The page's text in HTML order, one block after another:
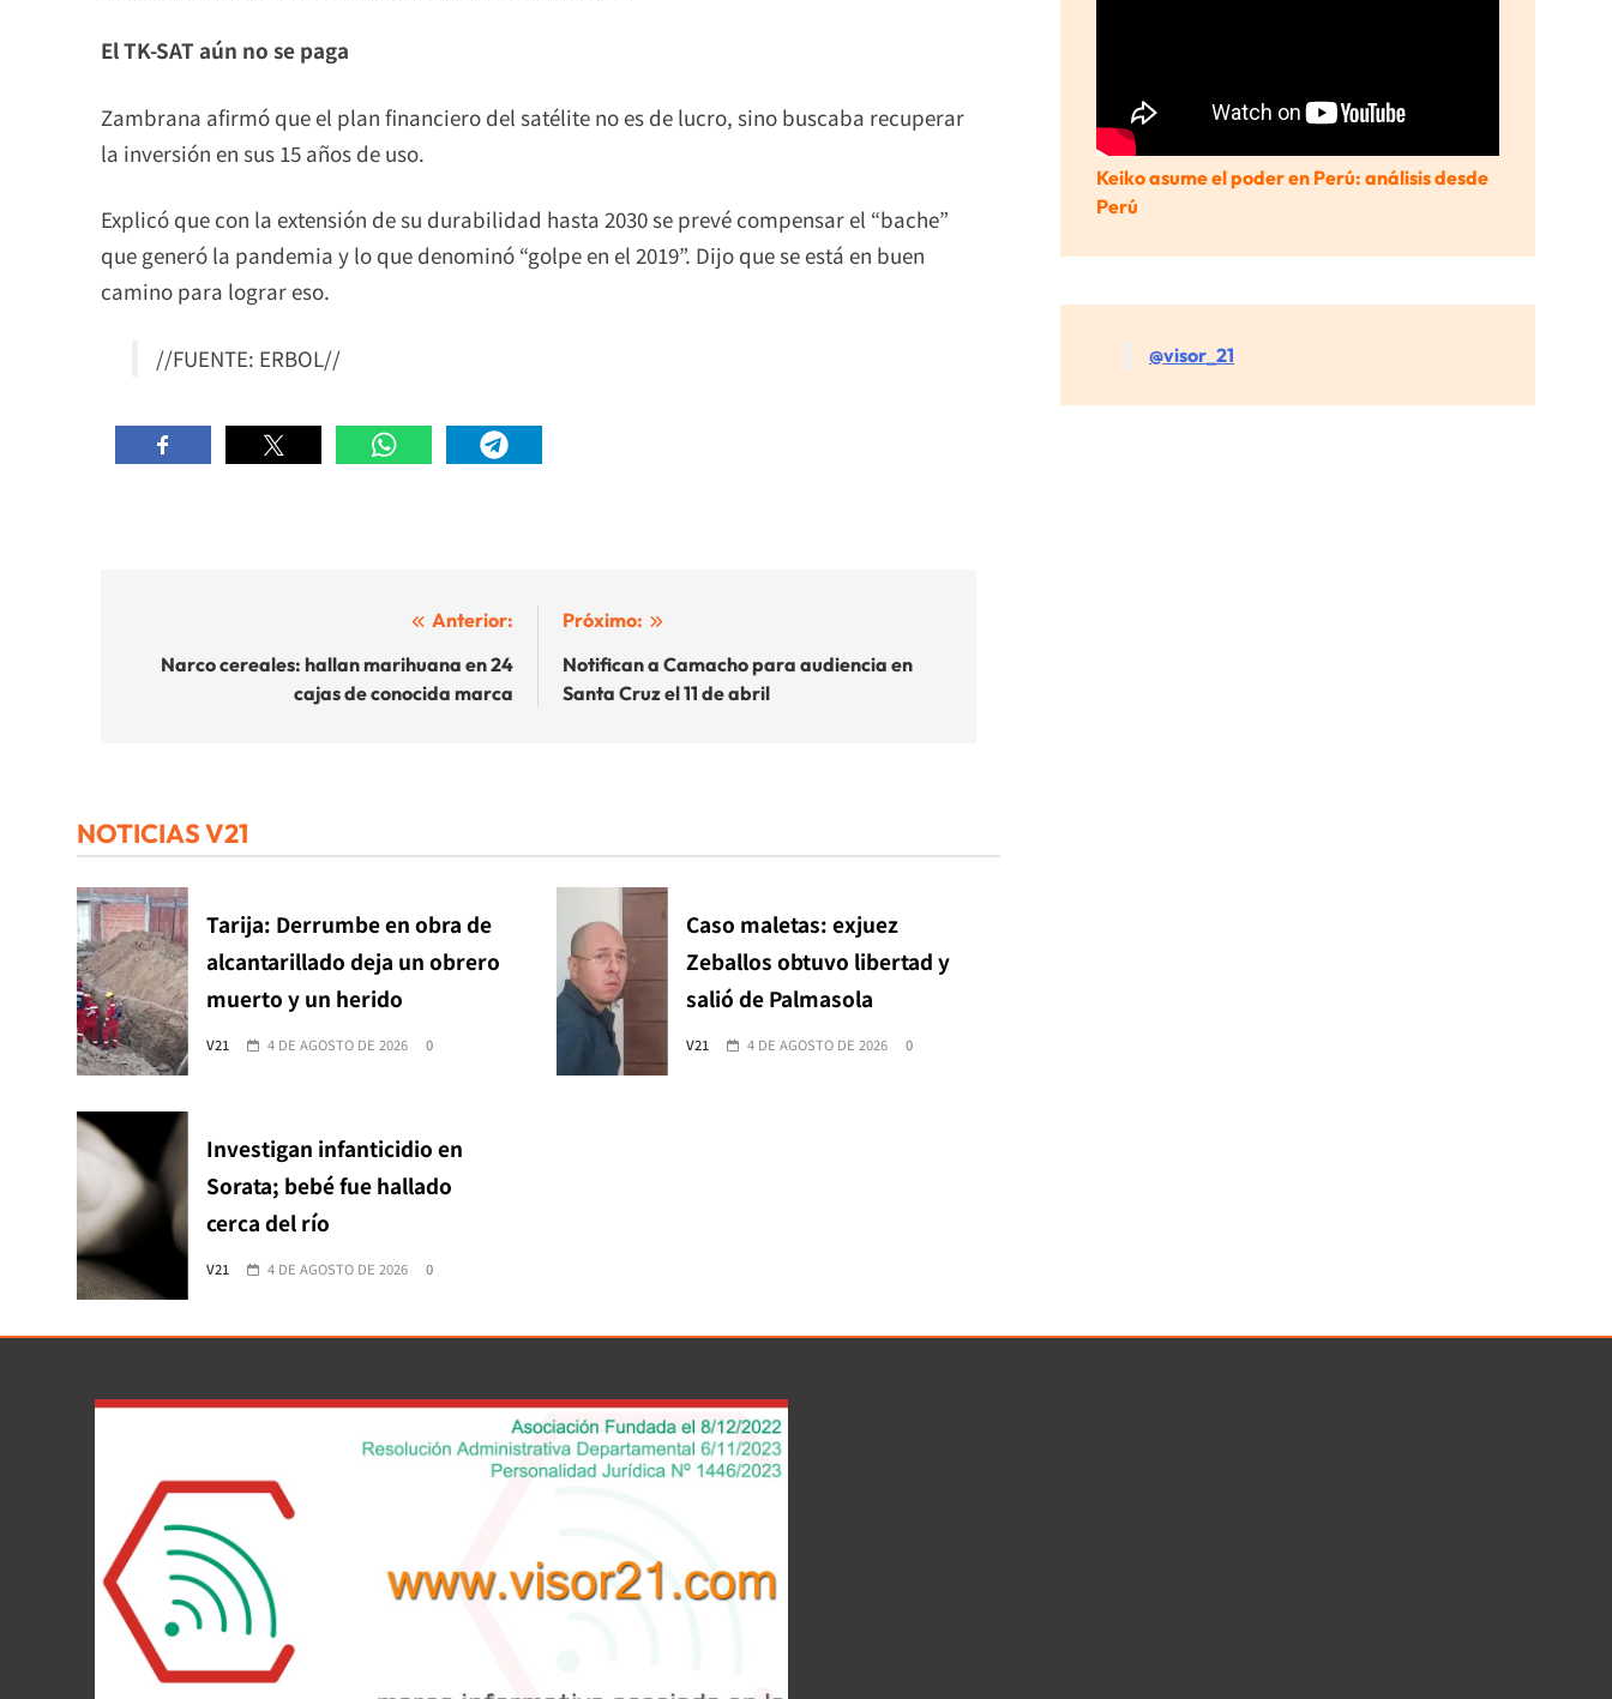
El TK-SAT aún no se paga
Zambrana afirmó que el plan financiero del satélite no es de lucro, sino buscaba recuperar
la inversión en sus 15 años de uso.
Explicó que con la extensión de su durabilidad hasta 2030 se prevé compensar el “bache”
que generó la pandemia y lo que denominó “golpe en el 2019”. Dijo que se está en buen
camino para lograr eso.
//FUENTE: ERBOL//
Anterior:
Narco cereales: hallan marihuana en 24
cajas de conocida marca
Próximo:
Notifican a Camacho para audiencia en
Santa Cruz el 11 de abril
NOTICIAS V21
Tarija: Derrumbe en obra de
alcantarillado deja un obrero
muerto y un herido
V21 4 DE AGOSTO DE 2026 0
Caso maletas: exjuez
Zeballos obtuvo libertad y
salió de Palmasola
V21 4 DE AGOSTO DE 2026 0
Investigan infanticidio en
Sorata; bebé fue hallado
cerca del río
V21 4 DE AGOSTO DE 2026 0
Keiko asume el poder en Perú: análisis desde
Perú
@visor_21